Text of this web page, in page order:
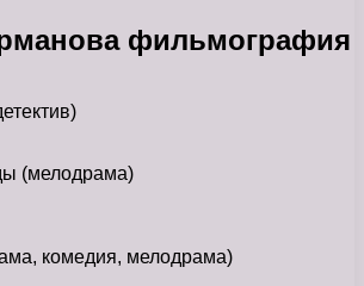
фильмография
(мелодрама)
комедия, мелодрама)